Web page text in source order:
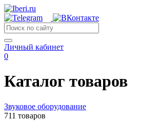
Личный кабинет
0
Каталог товаров
Звуковое оборудование
711 товаров